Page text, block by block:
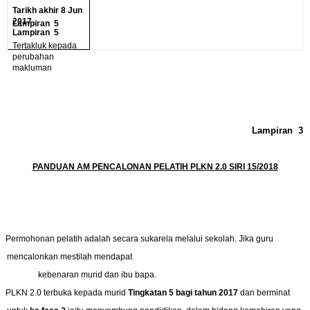
Lampiran 5
Tertakluk kepada
perubahan
makluman
Tarikh akhir 8 Jun
2017
Lampiran 5
Lampiran 3
PANDUAN AM PENCALONAN PELATIH PLKN 2.0 SIRI 15/2018
Permohonan pelatih adalah secara sukarela melalui sekolah. Jika guru
mencalonkan mestilah mendapat
kebenaran murid dan ibu bapa.
PLKN 2.0 terbuka kepada murid Tingkatan 5 bagi tahun 2017 dan berminat